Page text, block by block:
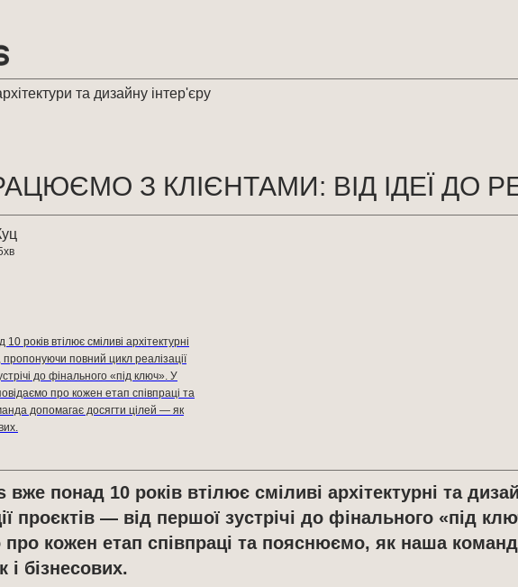
та дизайну інтер'єру
З КЛІЄНТАМИ: ВІД ІДЕЇ ДО
хв
років втілює сміливі архітектурні
повний цикл реалізації
до фінального «під ключ». У
про кожен етап співпраці та
допомагає досягти цілей — як
вже понад 10 років втілює сміливі архітектурні та
проєктів — від першої зустрічі до фінального «під
про кожен етап співпраці та пояснюємо, як наша
і бізнесових.